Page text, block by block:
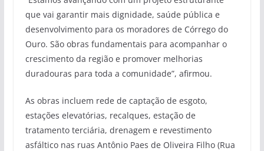
que vai garantir mais dignidade, saúde pública e
desenvolvimento para os moradores de Córrego do
Ouro. São obras fundamentais para acompanhar o
crescimento da região e promover melhorias
duradouras para toda a comunidade”, afirmou.
As obras incluem rede de captação de esgoto,
estações elevatórias, recalques, estação de
tratamento terciária, drenagem e revestimento
asfáltico nas ruas Antônio Paes de Oliveira Filho (Rua